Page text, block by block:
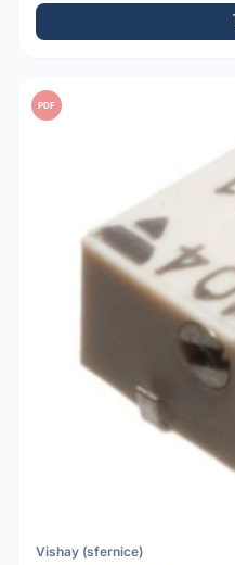
PDF
Vishay (sfernice)